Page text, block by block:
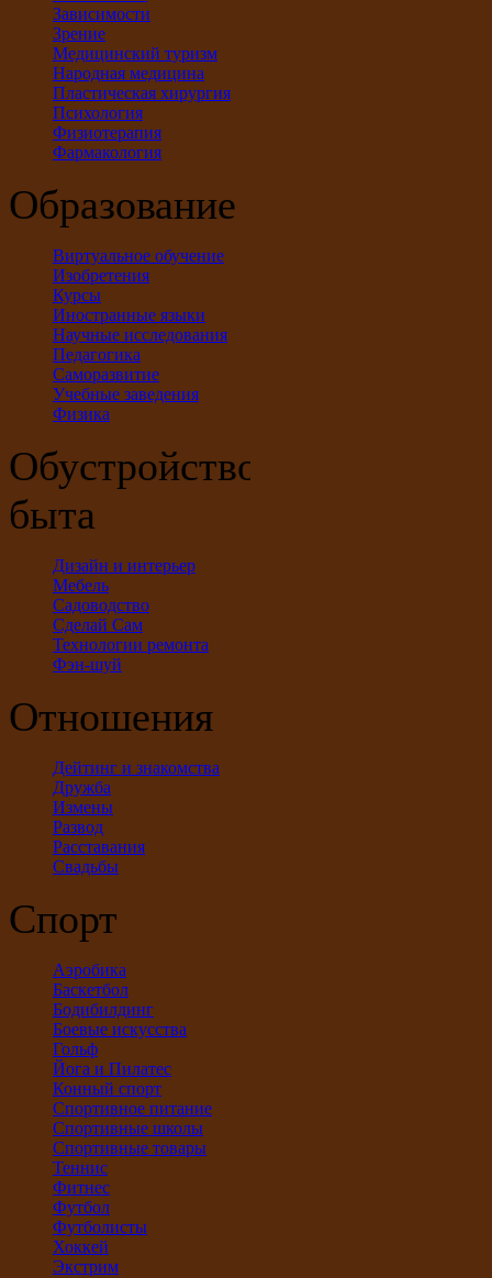
Зависимости
Зрение
Медицинский туризм
Народная медицина
Пластическая хирургия
Психология
Физиотерапия
Фармакология
Образование
Виртуальное обучение
Изобретения
Курсы
Иностранные языки
Научные исследования
Педагогика
Саморазвитие
Учебные заведения
Физика
Обустройство
быта
Дизайн и интерьер
Мебель
Садоводство
Сделай Сам
Технологии ремонта
Фэн-шуй
Отношения
Дейтинг и знакомства
Дружба
Измены
Развод
Расставания
Свадьбы
Спорт
Аэробика
Баскетбол
Бодибилдинг
Боевые искусства
Гольф
Йога и Пилатес
Конный спорт
Спортивное питание
Спортивные школы
Спортивные товары
Теннис
Фитнес
Футбол
Футболисты
Хоккей
Экстрим